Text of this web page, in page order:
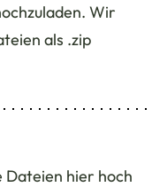
Wir
als .zip
Dateien hier hoch